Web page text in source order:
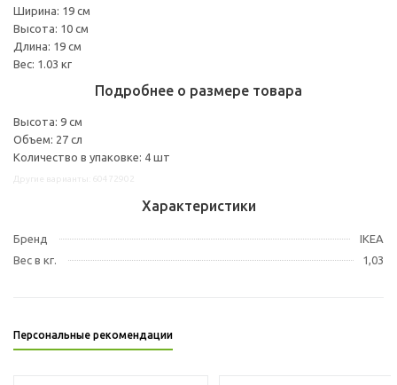
Ширина: 19 см
Высота: 10 см
Длина: 19 см
Вес: 1.03 кг
Подробнее о размере товара
Высота: 9 см
Объем: 27 сл
Количество в упаковке: 4 шт
Характеристики
Бренд
IKEA
Вес в кг.
1,03
Персональные рекомендации